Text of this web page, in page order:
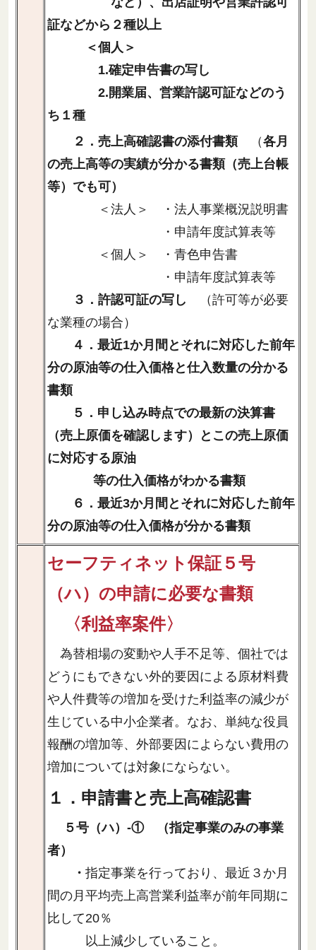
証などから２種以上
＜個人＞
1.確定申告書の写し
2.開業届、営業許認可証などのう
ち１種
２．売上高確認書の添付書類 （各月
の売上高等の実績が分かる書類（売上台帳
等）でも可）
＜法人＞ ・法人事業概況説明書
・申請年度試算表等
＜個人＞ ・青色申告書
・申請年度試算表等
３．許認可証の写し （許可等が必要
な業種の場合）
４．最近1か月間とそれに対応した前年
分の原油等の仕入価格と仕入数量の分かる
書類
５．申し込み時点での最新の決算書
（売上原価を確認します）とこの売上原価
に対応する原油
等の仕入価格がわかる書類
６．最近3か月間とそれに対応した前年
分の原油等の仕入価格が分かる書類
セーフティネット保証５号
（ハ）の申請に必要な書類
〈利益率案件〉
為替相場の変動や人手不足等、個社では
どうにもできない外的要因による原材料費
や人件費等の増加を受けた利益率の減少が
生じている中小企業者。なお、単純な役員
報酬の増加等、外部要因によらない費用の
増加については対象にならない。
１．申請書と売上高確認書
５号（ハ）-① （指定事業のみの事業
者）
・ 指定事業を行っており、最近３か月
間の月平均売上高営業利益率が前年同期に
比して20％
以上減少していること。